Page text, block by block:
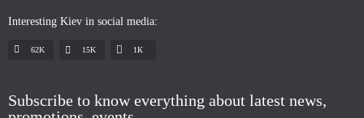
Interesting Kiev in social media:
62K 15K 1К
Subscribe to know everything about latest news,